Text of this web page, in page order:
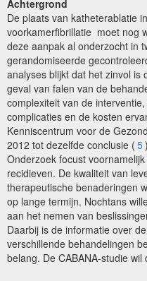
Achtergrond
De plaats van katheterablatie
voorkamerfibrillatie moet nog
deze aanpak al onderzocht in
gerandomiseerde
analyses blijkt dat het zinvol is
geval van falen van de
complexiteit van de
complicaties en de kosten
Kenniscentrum voor de
2012 tot dezelfde conclusie ( 5
Onderzoek focust
recidieven. De kwaliteit van
therapeutische benaderingen
op lange termijn. Nochtans
aan het nemen van
Daarbij is de informatie over
verschillende behandelingen
belang. De CABANA-studie wil